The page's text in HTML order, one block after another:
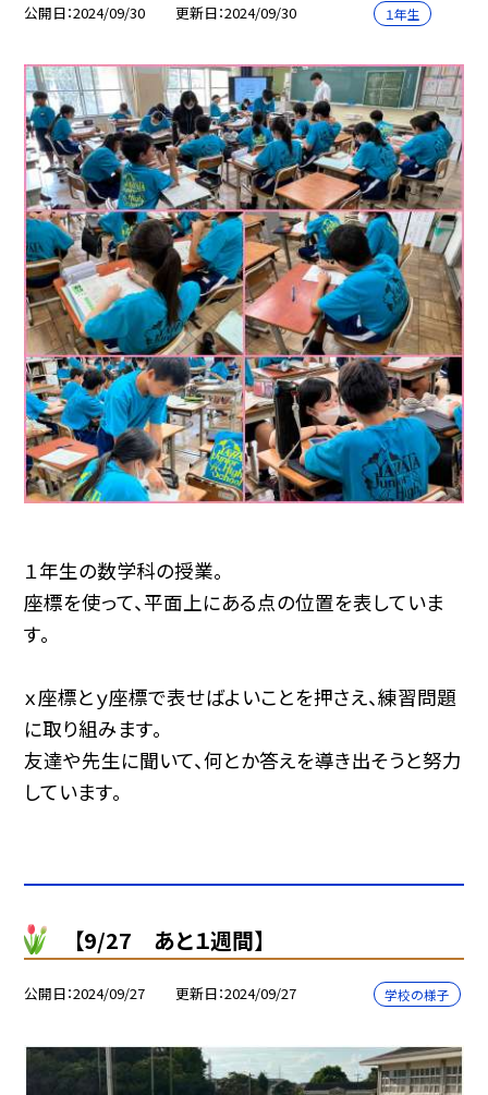
公開日 2024/09/30 更新日 2024/09/30 １年生
１年生の数学科の授業。
座標を使って、平面上にある点の位置を表していま
す。
ｘ座標とｙ座標で表せばよいことを押さえ、練習問題
に取り組みます。
友達や先生に聞いて、何とか答えを導き出そうと努力
しています。
【9/27 あと１週間】
公開日 2024/09/27 更新日 2024/09/27 学校の様子